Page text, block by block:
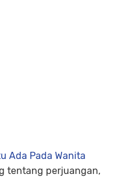
Ada Pada Wanita
tentang perjuangan,